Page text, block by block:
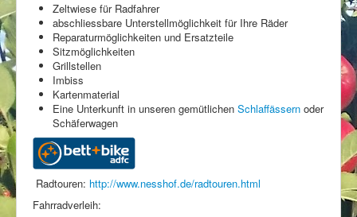
Stellenangebote
Zeltwiese für Radfahrer
abschliessbare Unterstellmöglichkeit für Ihre Räder
Reparaturmöglichkeiten und Ersatzteile
Sitzmöglichkeiten
Grillstellen
Imbiss
Kartenmaterial
Eine Unterkunft in unseren gemütlichen Schlaffässern oder
Schäferwagen
Radtouren: http://www.nesshof.de/radtouren.html
Fahrradverleih: